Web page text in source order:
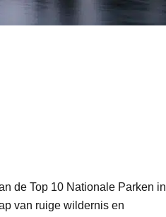
de Top 10 Nationale Parken in
van ruige wildernis en